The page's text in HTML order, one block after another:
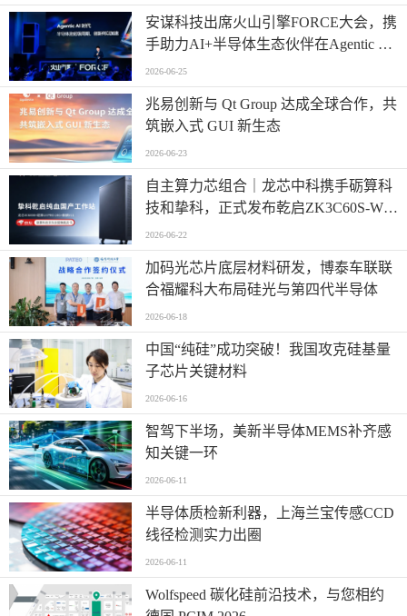
安谋科技出席火山引擎FORCE大会，携
手助力AI+半导体生态伙伴在Agentic AI
时代高效创新
2026-06-25
兆易创新与 Qt Group 达成全球合作，共
筑嵌入式 GUI 新生态
2026-06-23
自主算力芯组合｜龙芯中科携手砺算科
技和挚科，正式发布乾启ZK3C60S-W全
自研国产专业工作站
2026-06-22
加码光芯片底层材料研发，博泰车联联
合福耀科大布局硅光与第四代半导体
2026-06-18
中国“纯硅”成功突破！我国攻克硅基量
子芯片关键材料
2026-06-16
智驾下半场，美新半导体MEMS补齐感
知关键一环
2026-06-11
半导体质检新利器，上海兰宝传感CCD
线径检测实力出圈
2026-06-11
Wolfspeed 碳化硅前沿技术，与您相约